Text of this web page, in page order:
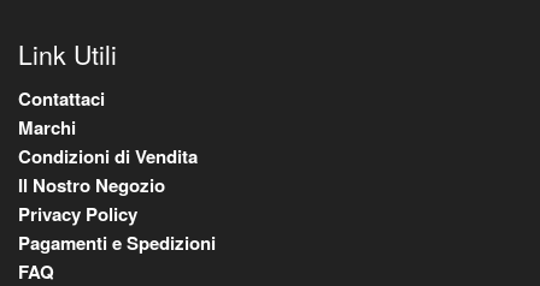
Link Utili
Contattaci
Marchi
Condizioni di Vendita
Il Nostro Negozio
Privacy Policy
Pagamenti e Spedizioni
FAQ